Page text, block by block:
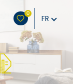
0
FR